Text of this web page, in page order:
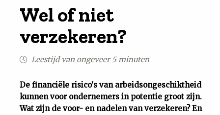
Achtergrond
Uit
Wel of niet
verzekeren?
Leestijd van ongeveer 5 minuten
De financiële risico's van arbeidsongeschiktheid
kunnen voor ondernemers in potentie groot zijn.
Wat zijn de voor- en nadelen van verzekeren? En